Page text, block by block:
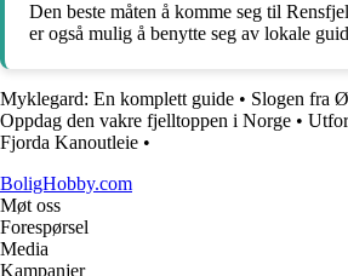
Den beste måten å komme seg til
er også mulig å benytte seg av lokale
Myklegard: En komplett guide • Slogen fra
Oppdag den vakre fjelltoppen i Norge •
Fjorda Kanoutleie •
BoligHobby.com
Møt oss
Forespørsel
Media
Kampanjer